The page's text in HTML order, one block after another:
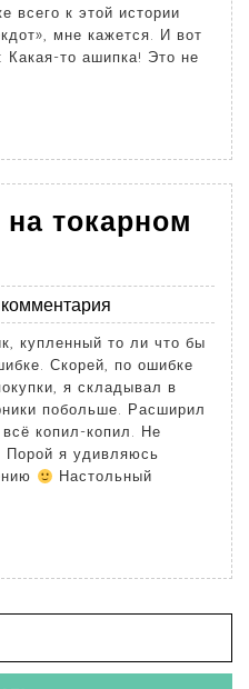
всего к этой истории
мне кажется. И вот
Какая-то ашипка! Это не
токарном
купленный то ли что бы
Скорей, по ошибке
я складывал в
побольше. Расширил
копил-копил. Не
Порой я удивляюсь
Настольный